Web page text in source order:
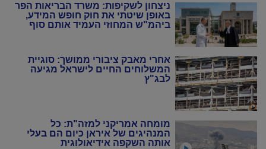
ניצחון לשקיפות: משרד הבריאות הפר
באופן שיטתי את חוק חופש המידע,
ביהמ"ש המחוזי העמיד אותם סוף
אחרי מאבק ציבורי ממושך: סוגיית
המשלוחים החיים לישראל מגיעה
לבג"ץ
מומחה אמריקני למזה"ת: כל
המנהיגים של איראן כיום הם בעלי
אותה השקפה אידיאולוגית